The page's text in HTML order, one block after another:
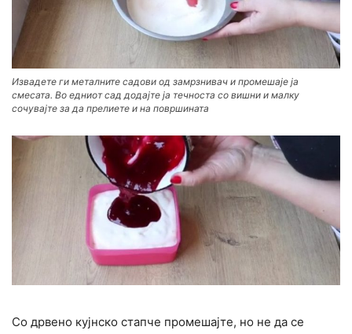
Извадете ги металните садови од замрзнивач и промешаје ја
смесата. Во едниот сад додајте ја течноста со вишни и малку
сочувајте за да прелиете и на површината
Со дрвено кујнско стапче промешајте, но не да се